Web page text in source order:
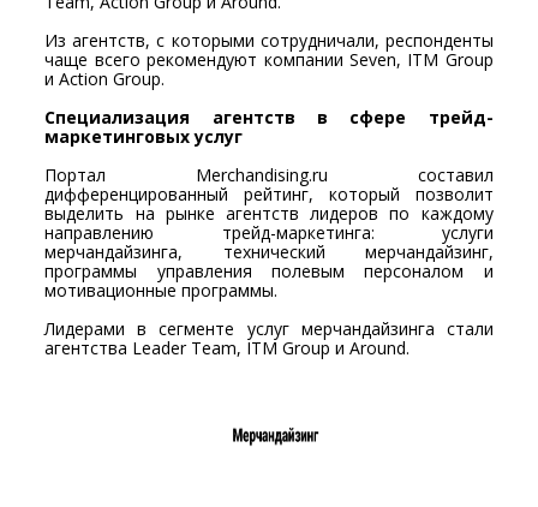
Из агентств, с которыми сотрудничали, респонденты
чаще всего рекомендуют компании Seven, ITM Group
и Action Group.
Специализация агентств в сфере трейд-
маркетинговых услуг
Портал Merchandising.ru составил
дифференцированный рейтинг, который позволит
выделить на рынке агентств лидеров по каждому
направлению трейд-маркетинга: услуги
мерчандайзинга, технический мерчандайзинг,
программы управления полевым персоналом и
мотивационные программы.
Лидерами в сегменте услуг мерчандайзинга стали
агентства Leader Team, ITM Group и Around.